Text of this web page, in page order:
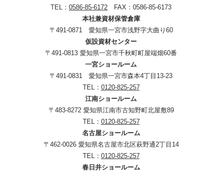
TEL： 0586-85-6172 FAX：0586-85-6173
本社兼資材保管倉庫
〒491-0871 愛知県一宮市浅野字大曲り60
仮設資材センター
〒491-0813 愛知県一宮市千秋町町屋端畑60番
一宮ショールーム
〒491-0831 愛知県一宮市森本4丁目13-23
TEL： 0120-825-257
江南ショールーム
〒483-8272 愛知県江南市古知野町北屋敷89
TEL： 0120-825-257
名古屋ショールーム
〒462-0026 愛知県名古屋市北区萩野通2丁目14
TEL： 0120-825-257
春日井ショールーム